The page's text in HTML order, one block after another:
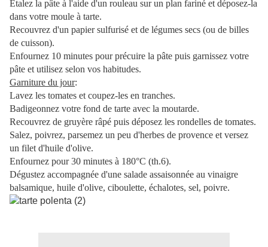
Étalez la pâte à l'aide d'un rouleau sur un plan fariné et déposez-la
dans votre moule à tarte.
Recouvrez d'un papier sulfurisé et de légumes secs (ou de billes
de cuisson).
Enfournez 10 minutes pour précuire la pâte puis garnissez votre
pâte et utilisez selon vos habitudes.
Garniture du jour:
Lavez les tomates et coupez-les en tranches.
Badigeonnez votre fond de tarte avec la moutarde.
Recouvrez de gruyère râpé puis déposez les rondelles de tomates.
Salez, poivrez, parsemez un peu d'herbes de provence et versez
un filet d'huile d'olive.
Enfournez pour 30 minutes à 180°C (th.6).
Dégustez accompagnée d'une salade assaisonnée au vinaigre
balsamique, huile d'olive, ciboulette, échalotes, sel, poivre.